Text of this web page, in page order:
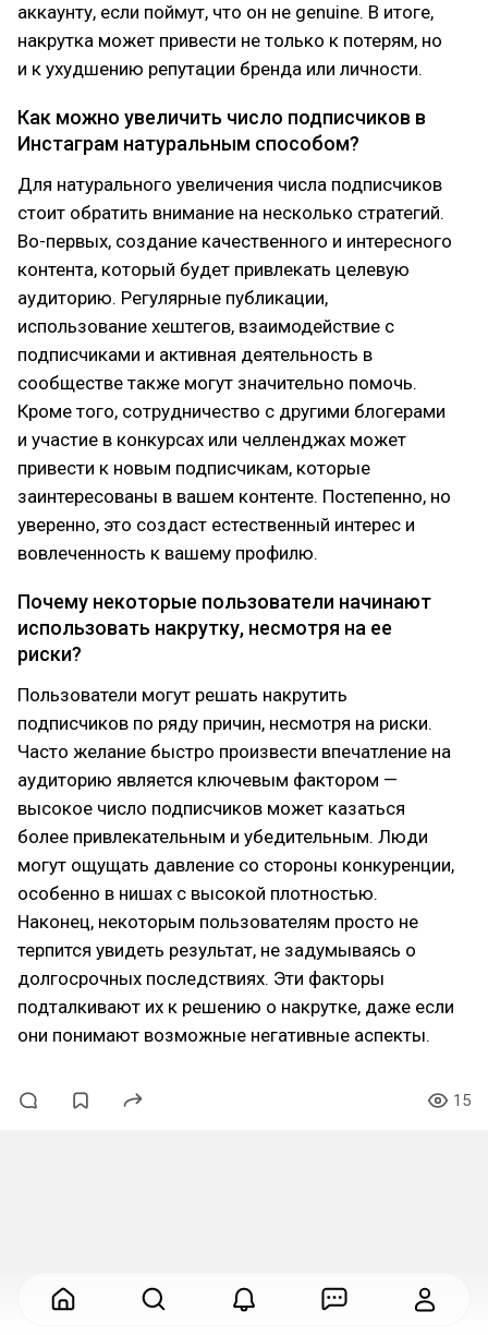
аккаунту, если поймут, что он не genuine. В итоге,
накрутка может привести не только к потерям, но
и к ухудшению репутации бренда или личности.
Как можно увеличить число подписчиков в
Инстаграм натуральным способом?
Для натурального увеличения числа подписчиков
стоит обратить внимание на несколько стратегий.
Во-первых, создание качественного и интересного
контента, который будет привлекать целевую
аудиторию. Регулярные публикации,
использование хештегов, взаимодействие с
подписчиками и активная деятельность в
сообществе также могут значительно помочь.
Кроме того, сотрудничество с другими блогерами
и участие в конкурсах или челленджах может
привести к новым подписчикам, которые
заинтересованы в вашем контенте. Постепенно, но
уверенно, это создаст естественный интерес и
вовлеченность к вашему профилю.
Почему некоторые пользователи начинают
использовать накрутку, несмотря на ее
риски?
Пользователи могут решать накрутить
подписчиков по ряду причин, несмотря на риски.
Часто желание быстро произвести впечатление на
аудиторию является ключевым фактором —
высокое число подписчиков может казаться
более привлекательным и убедительным. Люди
могут ощущать давление со стороны конкуренции,
особенно в нишах с высокой плотностью.
Наконец, некоторым пользователям просто не
терпится увидеть результат, не задумываясь о
долгосрочных последствиях. Эти факторы
подталкивают их к решению о накрутке, даже если
они понимают возможные негативные аспекты.
15